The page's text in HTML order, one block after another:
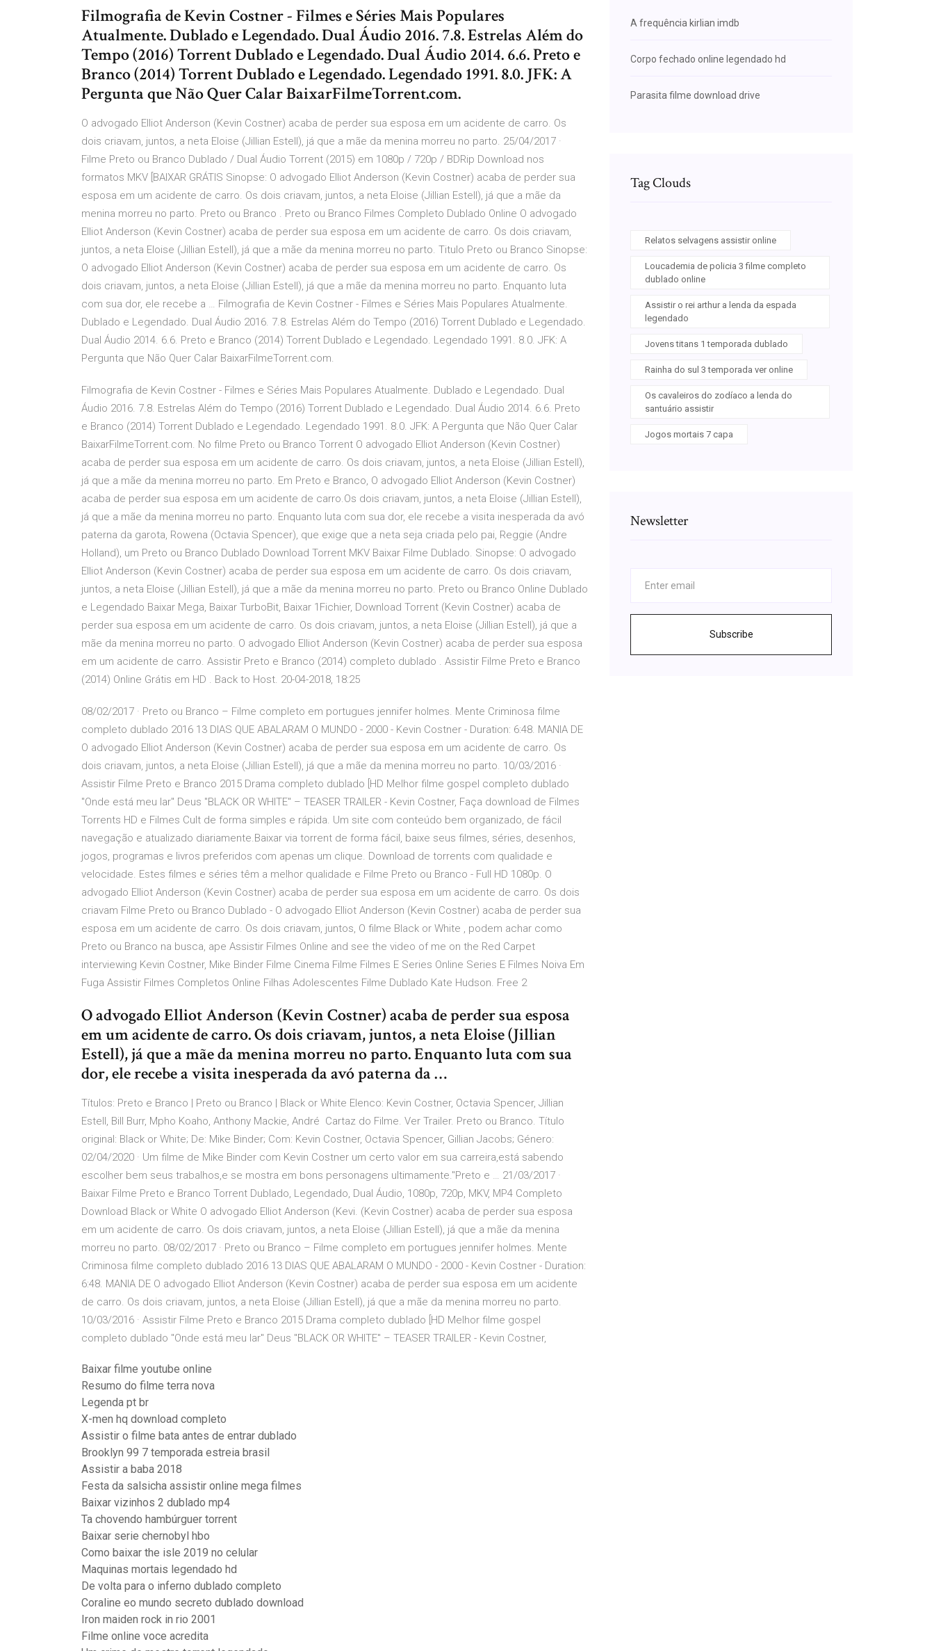
Filmografia de Kevin Costner - Filmes e Séries Mais Populares
Atualmente. Dublado e Legendado. Dual Áudio 2016. 7.8. Estrelas Além do
Tempo (2016) Torrent Dublado e Legendado. Dual Áudio 2014. 6.6. Preto e
Branco (2014) Torrent Dublado e Legendado. Legendado 1991. 8.0. JFK: A
Pergunta que Não Quer Calar BaixarFilmeTorrent.com.
O advogado Elliot Anderson (Kevin Costner) acaba de perder sua esposa em um acidente de carro. Os
dois criavam, juntos, a neta Eloise (Jillian Estell), já que a mãe da menina morreu no parto. 25/04/2017 ·
Filme Preto ou Branco Dublado / Dual Áudio Torrent (2015) em 1080p / 720p / BDRip Download nos
formatos MKV [BAIXAR GRÁTIS Sinopse: O advogado Elliot Anderson (Kevin Costner) acaba de perder sua
esposa em um acidente de carro. Os dois criavam, juntos, a neta Eloise (Jillian Estell), já que a mãe da
menina morreu no parto. Preto ou Branco . Preto ou Branco Filmes Completo Dublado Online O advogado
Elliot Anderson (Kevin Costner) acaba de perder sua esposa em um acidente de carro. Os dois criavam,
juntos, a neta Eloise (Jillian Estell), já que a mãe da menina morreu no parto. Titulo Preto ou Branco Sinopse:
O advogado Elliot Anderson (Kevin Costner) acaba de perder sua esposa em um acidente de carro. Os
dois criavam, juntos, a neta Eloise (Jillian Estell), já que a mãe da menina morreu no parto. Enquanto luta
com sua dor, ele recebe a … Filmografia de Kevin Costner - Filmes e Séries Mais Populares Atualmente.
Dublado e Legendado. Dual Áudio 2016. 7.8. Estrelas Além do Tempo (2016) Torrent Dublado e Legendado.
Dual Áudio 2014. 6.6. Preto e Branco (2014) Torrent Dublado e Legendado. Legendado 1991. 8.0. JFK: A
Pergunta que Não Quer Calar BaixarFilmeTorrent.com.
Filmografia de Kevin Costner - Filmes e Séries Mais Populares Atualmente. Dublado e Legendado. Dual
Áudio 2016. 7.8. Estrelas Além do Tempo (2016) Torrent Dublado e Legendado. Dual Áudio 2014. 6.6. Preto
e Branco (2014) Torrent Dublado e Legendado. Legendado 1991. 8.0. JFK: A Pergunta que Não Quer Calar
BaixarFilmeTorrent.com. No filme Preto ou Branco Torrent O advogado Elliot Anderson (Kevin Costner)
acaba de perder sua esposa em um acidente de carro. Os dois criavam, juntos, a neta Eloise (Jillian Estell),
já que a mãe da menina morreu no parto. Em Preto e Branco, O advogado Elliot Anderson (Kevin Costner)
acaba de perder sua esposa em um acidente de carro.Os dois criavam, juntos, a neta Eloise (Jillian Estell),
já que a mãe da menina morreu no parto. Enquanto luta com sua dor, ele recebe a visita inesperada da avó
paterna da garota, Rowena (Octavia Spencer), que exige que a neta seja criada pelo pai, Reggie (Andre
Holland), um Preto ou Branco Dublado Download Torrent MKV Baixar Filme Dublado. Sinopse: O advogado
Elliot Anderson (Kevin Costner) acaba de perder sua esposa em um acidente de carro. Os dois criavam,
juntos, a neta Eloise (Jillian Estell), já que a mãe da menina morreu no parto. Preto ou Branco Online Dublado
e Legendado Baixar Mega, Baixar TurboBit, Baixar 1Fichier, Download Torrent (Kevin Costner) acaba de
perder sua esposa em um acidente de carro. Os dois criavam, juntos, a neta Eloise (Jillian Estell), já que a
mãe da menina morreu no parto. O advogado Elliot Anderson (Kevin Costner) acaba de perder sua esposa
em um acidente de carro. Assistir Preto e Branco (2014) completo dublado . Assistir Filme Preto e Branco
(2014) Online Grátis em HD . Back to Host. 20-04-2018, 18:25
08/02/2017 · Preto ou Branco – Filme completo em portugues jennifer holmes. Mente Criminosa filme
completo dublado 2016 13 DIAS QUE ABALARAM O MUNDO - 2000 - Kevin Costner - Duration: 6:48. MANIA DE
O advogado Elliot Anderson (Kevin Costner) acaba de perder sua esposa em um acidente de carro. Os
dois criavam, juntos, a neta Eloise (Jillian Estell), já que a mãe da menina morreu no parto. 10/03/2016 ·
Assistir Filme Preto e Branco 2015 Drama completo dublado [HD Melhor filme gospel completo dublado
"Onde está meu lar" Deus "BLACK OR WHITE" – TEASER TRAILER - Kevin Costner, Faça download de Filmes
Torrents HD e Filmes Cult de forma simples e rápida. Um site com conteúdo bem organizado, de fácil
navegação e atualizado diariamente.Baixar via torrent de forma fácil, baixe seus filmes, séries, desenhos,
jogos, programas e livros preferidos com apenas um clique. Download de torrents com qualidade e
velocidade. Estes filmes e séries têm a melhor qualidade e Filme Preto ou Branco - Full HD 1080p. O
advogado Elliot Anderson (Kevin Costner) acaba de perder sua esposa em um acidente de carro. Os dois
criavam Filme Preto ou Branco Dublado - O advogado Elliot Anderson (Kevin Costner) acaba de perder sua
esposa em um acidente de carro. Os dois criavam, juntos, O filme Black or White , podem achar como
Preto ou Branco na busca, ape Assistir Filmes Online and see the video of me on the Red Carpet
interviewing Kevin Costner, Mike Binder Filme Cinema Filme Filmes E Series Online Series E Filmes Noiva Em
Fuga Assistir Filmes Completos Online Filhas Adolescentes Filme Dublado Kate Hudson. Free 2
O advogado Elliot Anderson (Kevin Costner) acaba de perder sua esposa
em um acidente de carro. Os dois criavam, juntos, a neta Eloise (Jillian
Estell), já que a mãe da menina morreu no parto. Enquanto luta com sua
dor, ele recebe a visita inesperada da avó paterna da …
Títulos: Preto e Branco | Preto ou Branco | Black or White Elenco: Kevin Costner, Octavia Spencer, Jillian
Estell, Bill Burr, Mpho Koaho, Anthony Mackie, André Cartaz do Filme. Ver Trailer. Preto ou Branco. Título
original: Black or White; De: Mike Binder; Com: Kevin Costner, Octavia Spencer, Gillian Jacobs; Género:
02/04/2020 · Um filme de Mike Binder com Kevin Costner um certo valor em sua carreira,está sabendo
escolher bem seus trabalhos,e se mostra em bons personagens ultimamente."Preto e … 21/03/2017 ·
Baixar Filme Preto e Branco Torrent Dublado, Legendado, Dual Áudio, 1080p, 720p, MKV, MP4 Completo
Download Black or White O advogado Elliot Anderson (Kevi. (Kevin Costner) acaba de perder sua esposa
em um acidente de carro. Os dois criavam, juntos, a neta Eloise (Jillian Estell), já que a mãe da menina
morreu no parto. 08/02/2017 · Preto ou Branco – Filme completo em portugues jennifer holmes. Mente
Criminosa filme completo dublado 2016 13 DIAS QUE ABALARAM O MUNDO - 2000 - Kevin Costner - Duration:
6:48. MANIA DE O advogado Elliot Anderson (Kevin Costner) acaba de perder sua esposa em um acidente
de carro. Os dois criavam, juntos, a neta Eloise (Jillian Estell), já que a mãe da menina morreu no parto.
10/03/2016 · Assistir Filme Preto e Branco 2015 Drama completo dublado [HD Melhor filme gospel
completo dublado "Onde está meu lar" Deus "BLACK OR WHITE" – TEASER TRAILER - Kevin Costner,
Baixar filme youtube online
Resumo do filme terra nova
Legenda pt br
X-men hq download completo
Assistir o filme bata antes de entrar dublado
Brooklyn 99 7 temporada estreia brasil
Assistir a baba 2018
Festa da salsicha assistir online mega filmes
Baixar vizinhos 2 dublado mp4
Ta chovendo hambúrguer torrent
Baixar serie chernobyl hbo
Como baixar the isle 2019 no celular
Maquinas mortais legendado hd
De volta para o inferno dublado completo
Coraline eo mundo secreto dublado download
Iron maiden rock in rio 2001
Filme online voce acredita
A frequência kirlian imdb
Corpo fechado online legendado hd
Parasita filme download drive
Tag Clouds
Relatos selvagens assistir online
Loucademia de policia 3 filme completo
dublado online
Assistir o rei arthur a lenda da espada
legendado
Jovens titans 1 temporada dublado
Rainha do sul 3 temporada ver online
Os cavaleiros do zodíaco a lenda do
santuário assistir
Jogos mortais 7 capa
Newsletter
Subscribe